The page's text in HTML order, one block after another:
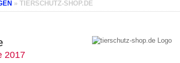
» TIERSCHUTZ-SHOP.DE
2017